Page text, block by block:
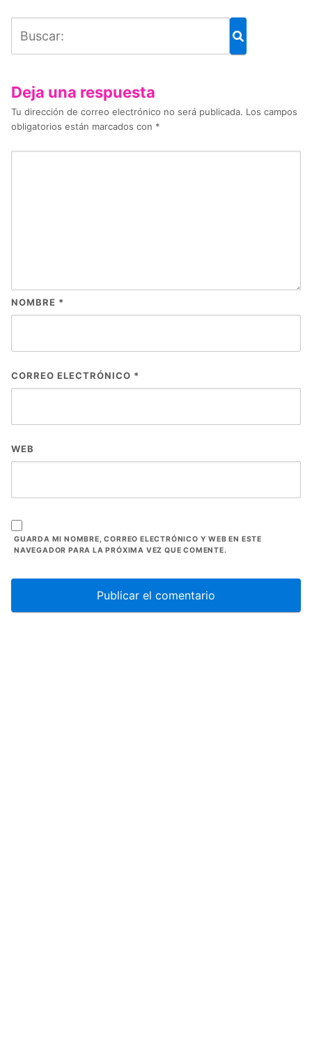
Deja una respuesta
Tu dirección de correo electrónico no será publicada. Los campos
obligatorios están marcados con *
NOMBRE *
CORREO ELECTRÓNICO *
WEB
GUARDA MI NOMBRE, CORREO ELECTRÓNICO Y WEB EN ESTE
NAVEGADOR PARA LA PRÓXIMA VEZ QUE COMENTE.